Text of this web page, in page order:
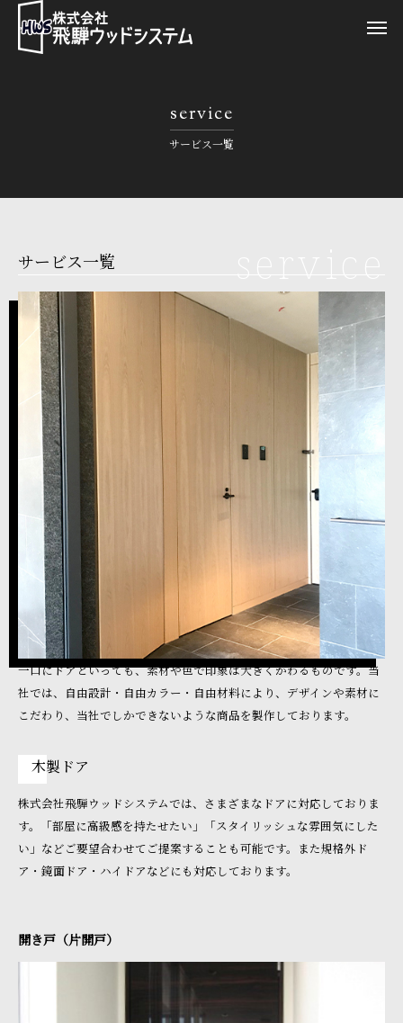
service
サービス一覧
サービス一覧
一口にドアといっても、素材や色で印象は大きくかわるものです。当
社では、自由設計・自由カラー・自由材料により、デザインや素材に
こだわり、当社でしかできないような商品を製作しております。
木製ドア
株式会社飛騨ウッドシステムでは、さまざまなドアに対応しておりま
す。「部屋に高級感を持たせたい」「スタイリッシュな雰囲気にした
い」などご要望合わせてご提案することも可能です。また規格外ド
ア・鏡面ドア・ハイドアなどにも対応しております。
開き戸（片開戸）